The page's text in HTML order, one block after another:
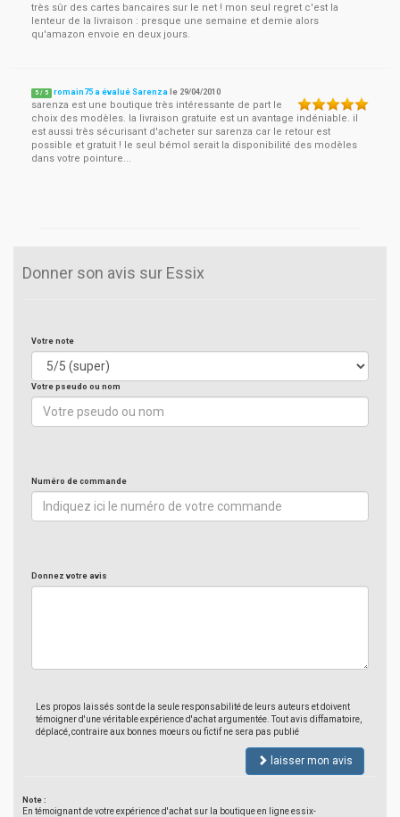
très sûr des cartes bancaires sur le net ! mon seul regret c'est la
lenteur de la livraison : presque une semaine et demie alors
qu'amazon envoie en deux jours.
5 / 5 romain75 a évalué Sarenza le 29/04/2010
sarenza est une boutique très intéressante de part le
choix des modèles. la livraison gratuite est un avantage indéniable. il
est aussi très sécurisant d'acheter sur sarenza car le retour est
possible et gratuit ! le seul bémol serait la disponibilité des modèles
dans votre pointure...
Donner son avis sur Essix
Votre note
Votre pseudo ou nom
Numéro de commande
Donnez votre avis
Les propos laissés sont de la seule responsabilité de leurs auteurs et doivent
témoigner d'une véritable expérience d'achat argumentée. Tout avis diffamatoire,
déplacé, contraire aux bonnes moeurs ou fictif ne sera pas publié
laisser mon avis
Note :
En témoignant de votre expérience d'achat sur la boutique en ligne essix-